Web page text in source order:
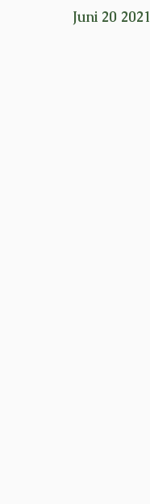
Juni 20 2021